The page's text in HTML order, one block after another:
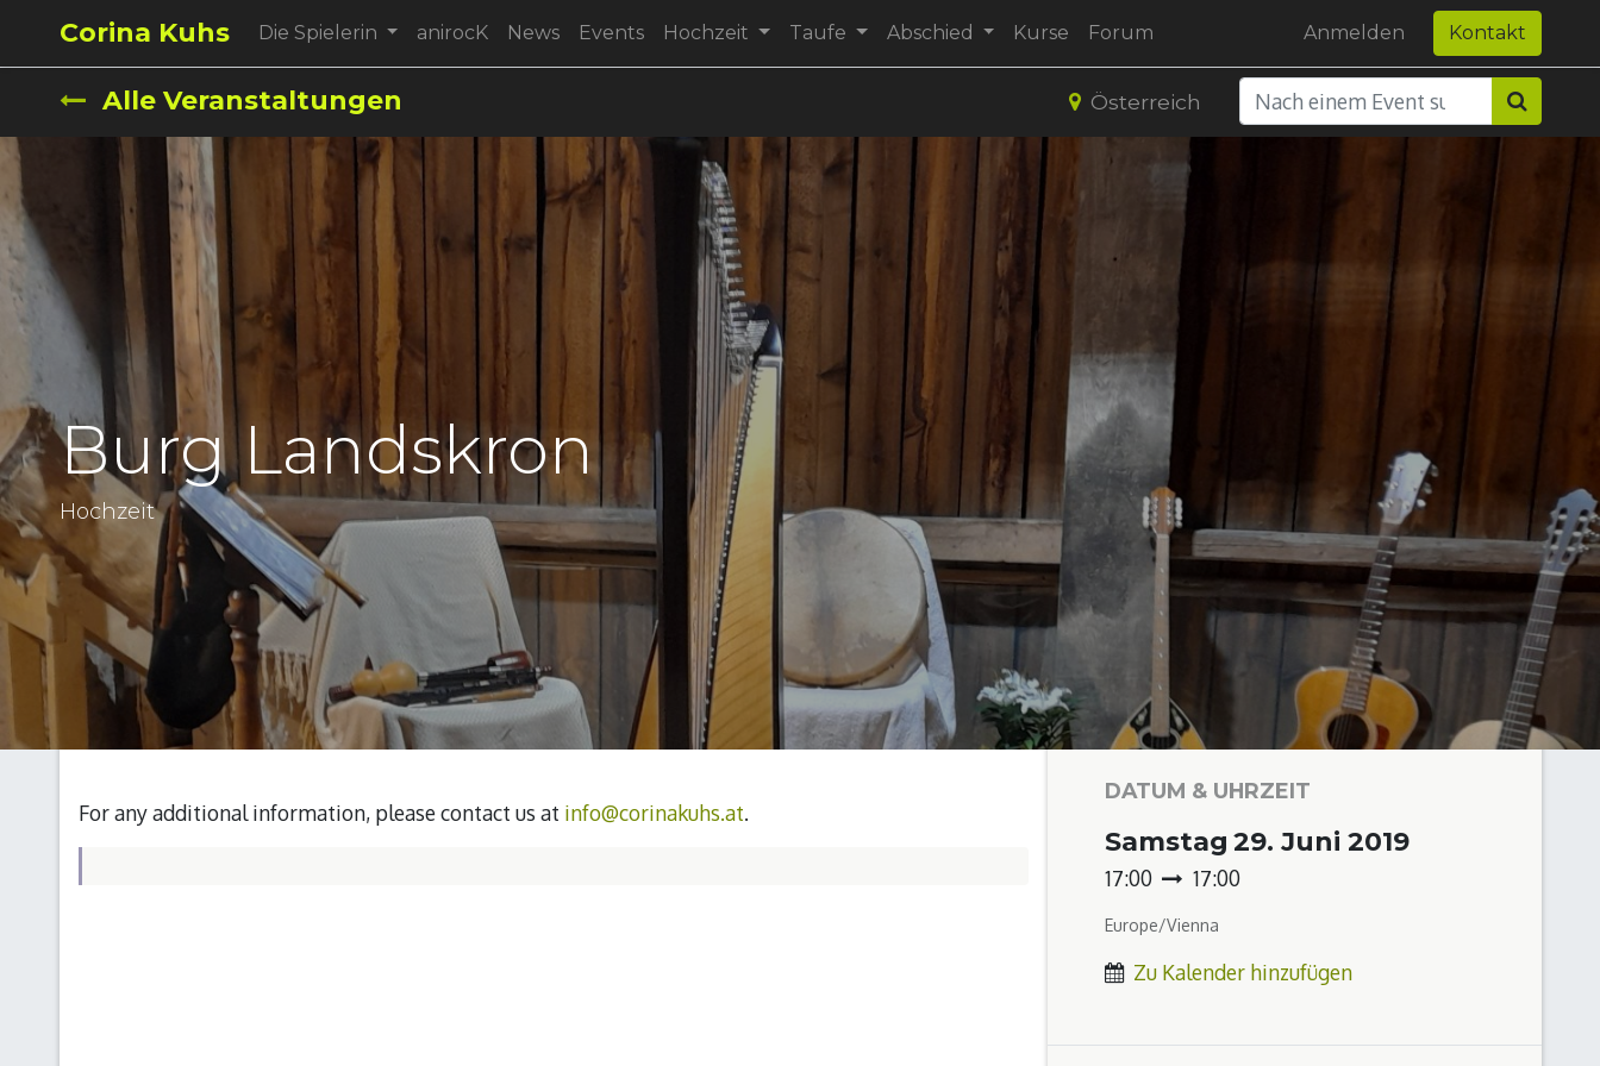
Corina Kuhs Die Spielerin anirocK News Events Hochzeit Taufe Abschied Kurse Forum Anmelden Kontakt
Alle Veranstaltungen Österreich
Burg Landskron
Hochzeit
For any additional information, please contact us at info@corinakuhs.at.
DATUM & UHRZEIT
Samstag 29. Juni 2019
17:00 17:00
Europe/Vienna
Zu Kalender hinzufügen